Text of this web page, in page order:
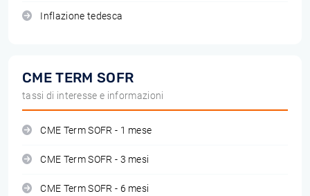
Inflazione tedesca
CME TERM SOFR
tassi di interesse e informazioni
CME Term SOFR - 1 mese
CME Term SOFR - 3 mesi
CME Term SOFR - 6 mesi